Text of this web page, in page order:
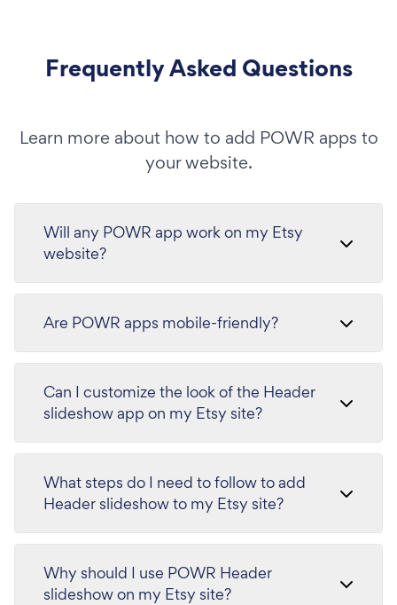
Frequently Asked Questions
Learn more about how to add POWR apps to
your website.
Will any POWR app work on my Etsy
website?
Are POWR apps mobile-friendly?
Can I customize the look of the Header
slideshow app on my Etsy site?
What steps do I need to follow to add
Header slideshow to my Etsy site?
Why should I use POWR Header
slideshow on my Etsy site?